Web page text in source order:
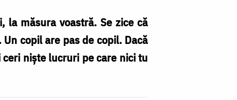
la măsura voastră. Se zice că
copil are pas de copil. Dacă
niște lucruri pe care nici tu